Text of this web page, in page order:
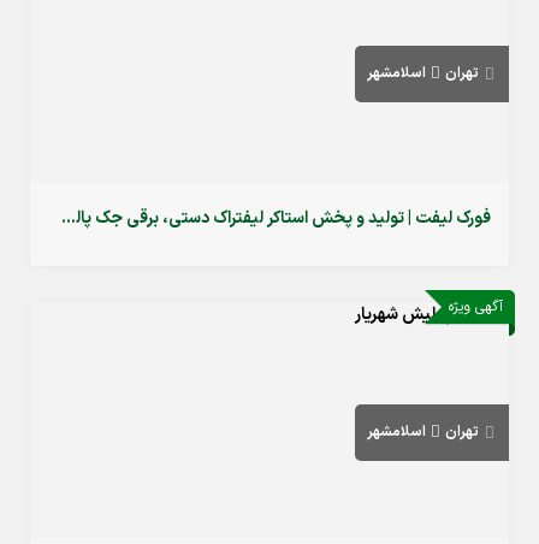
تهران اسلامشهر
فورک لیفت | تولید و پخش استاکر لیفتراک دستی، برقی جک پالت در اسلامشهر
آگهی ویژه
تهران اسلامشهر